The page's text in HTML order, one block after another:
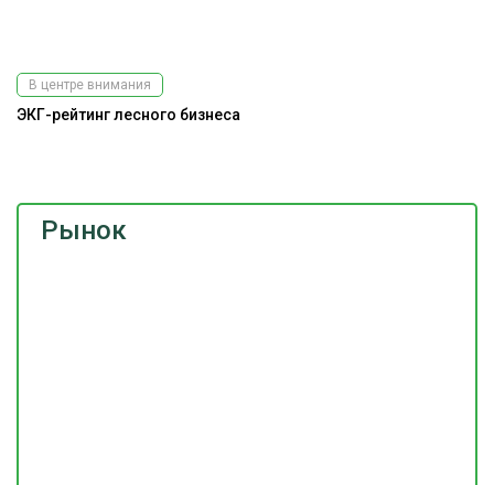
Рынок
В центре внимания
ЭКГ-рейтинг лесного бизнеса